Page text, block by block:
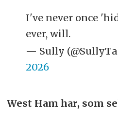
I've never once
ever, will.
— Sully
2026
West Ham har, som